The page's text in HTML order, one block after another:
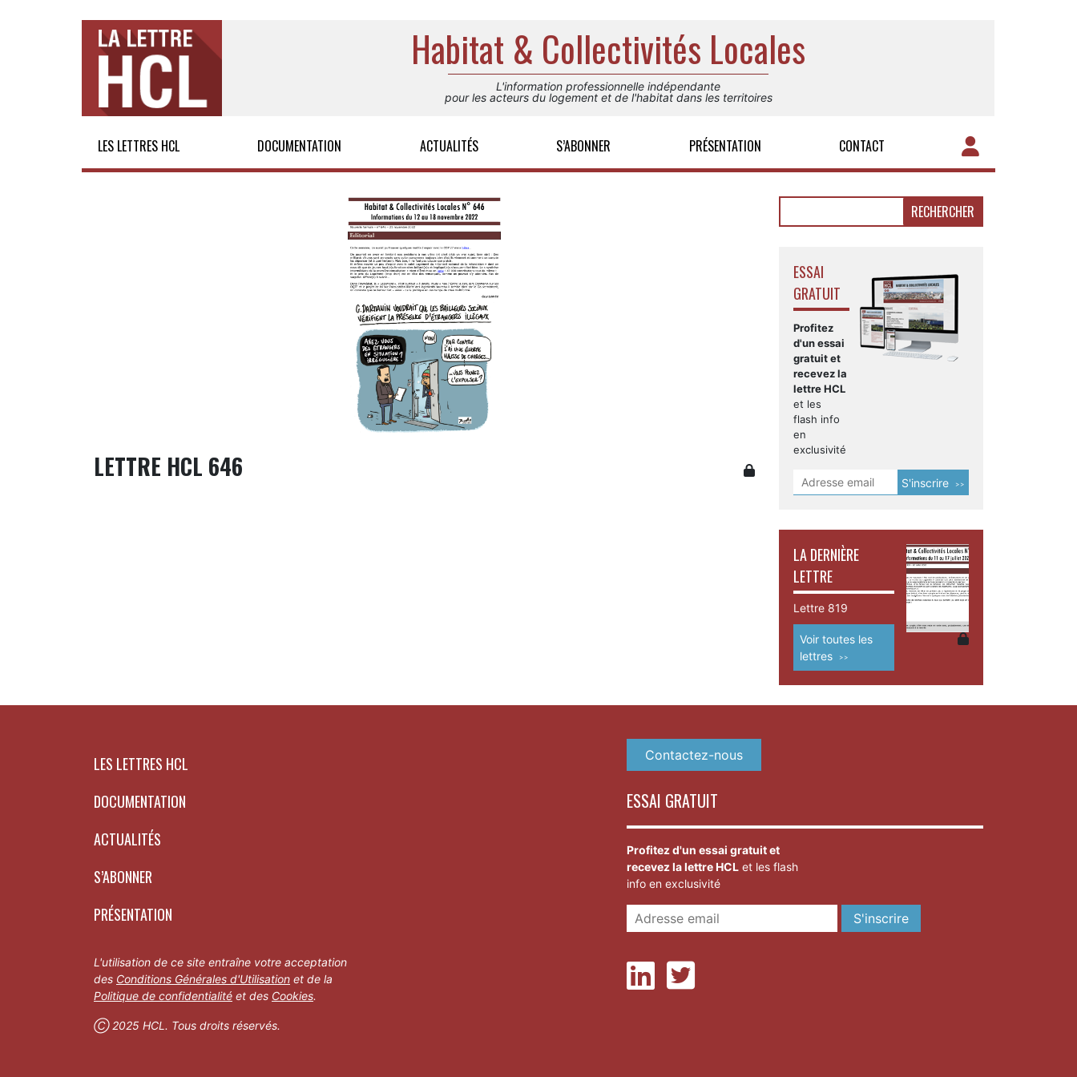
Habitat & Collectivités Locales
L'information professionnelle indépendante
pour les acteurs du logement et de l'habitat dans les territoires
LES LETTRES HCL DOCUMENTATION ACTUALITÉS S’ABONNER PRÉSENTATION CONTACT
LETTRE HCL 646
ESSAI
GRATUIT
Profitez
d'un essai
gratuit et
recevez la
lettre HCL
et les
flash info
en
exclusivité
S'inscrire
LA DERNIÈRE
LETTRE
Lettre 819
Voir toutes les
lettres
LES LETTRES HCL
DOCUMENTATION
ACTUALITÉS
S’ABONNER
PRÉSENTATION
L'utilisation de ce site entraîne votre acceptation
des Conditions Générales d'Utilisation et de la
Politique de confidentialité et des Cookies.
Ⓒ 2025 HCL. Tous droits réservés.
Contactez-nous
ESSAI GRATUIT
Profitez d'un essai gratuit et
recevez la lettre HCL et les flash
info en exclusivité